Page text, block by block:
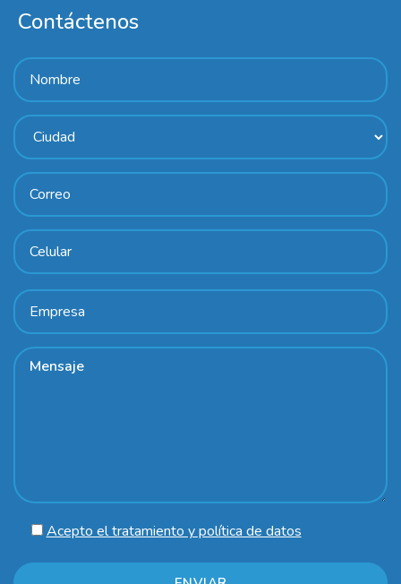
Contáctenos
Acepto el tratamiento y política de datos